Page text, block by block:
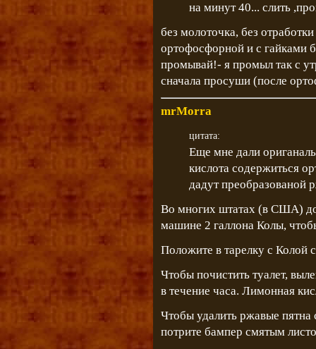
на минут 40... слить
без молоточка, без
ортофосфорной и с гайками
промывай!- я промыл так с
сначала просуши (после
mrMorra
цитата:
Еще мне дали
кислота содержиться
дадут преобразованой
Во многих штатах (в США)
машине 2 галлона Колы,
Положите в тарелку с Колой
Чтобы почистить туалет,
в течение часа. Лимонная
Чтобы удалить ржавые
потрите бампер смятым